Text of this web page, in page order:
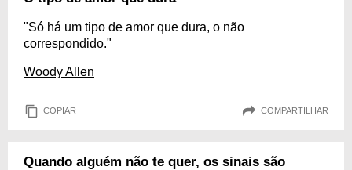
"Só há um tipo de amor que dura, o não
correspondido."
Woody Allen
COPIAR COMPARTILHAR
Quando alguém não te quer, os sinais são